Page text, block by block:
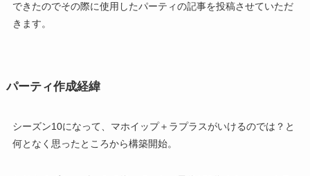
できたのでその際に使用したパーティの記事を投稿させていただ
きます。
パーティ作成経緯
シーズン10になって、マホイップ＋ラプラスがいけるのでは？と
何となく思ったところから構築開始。